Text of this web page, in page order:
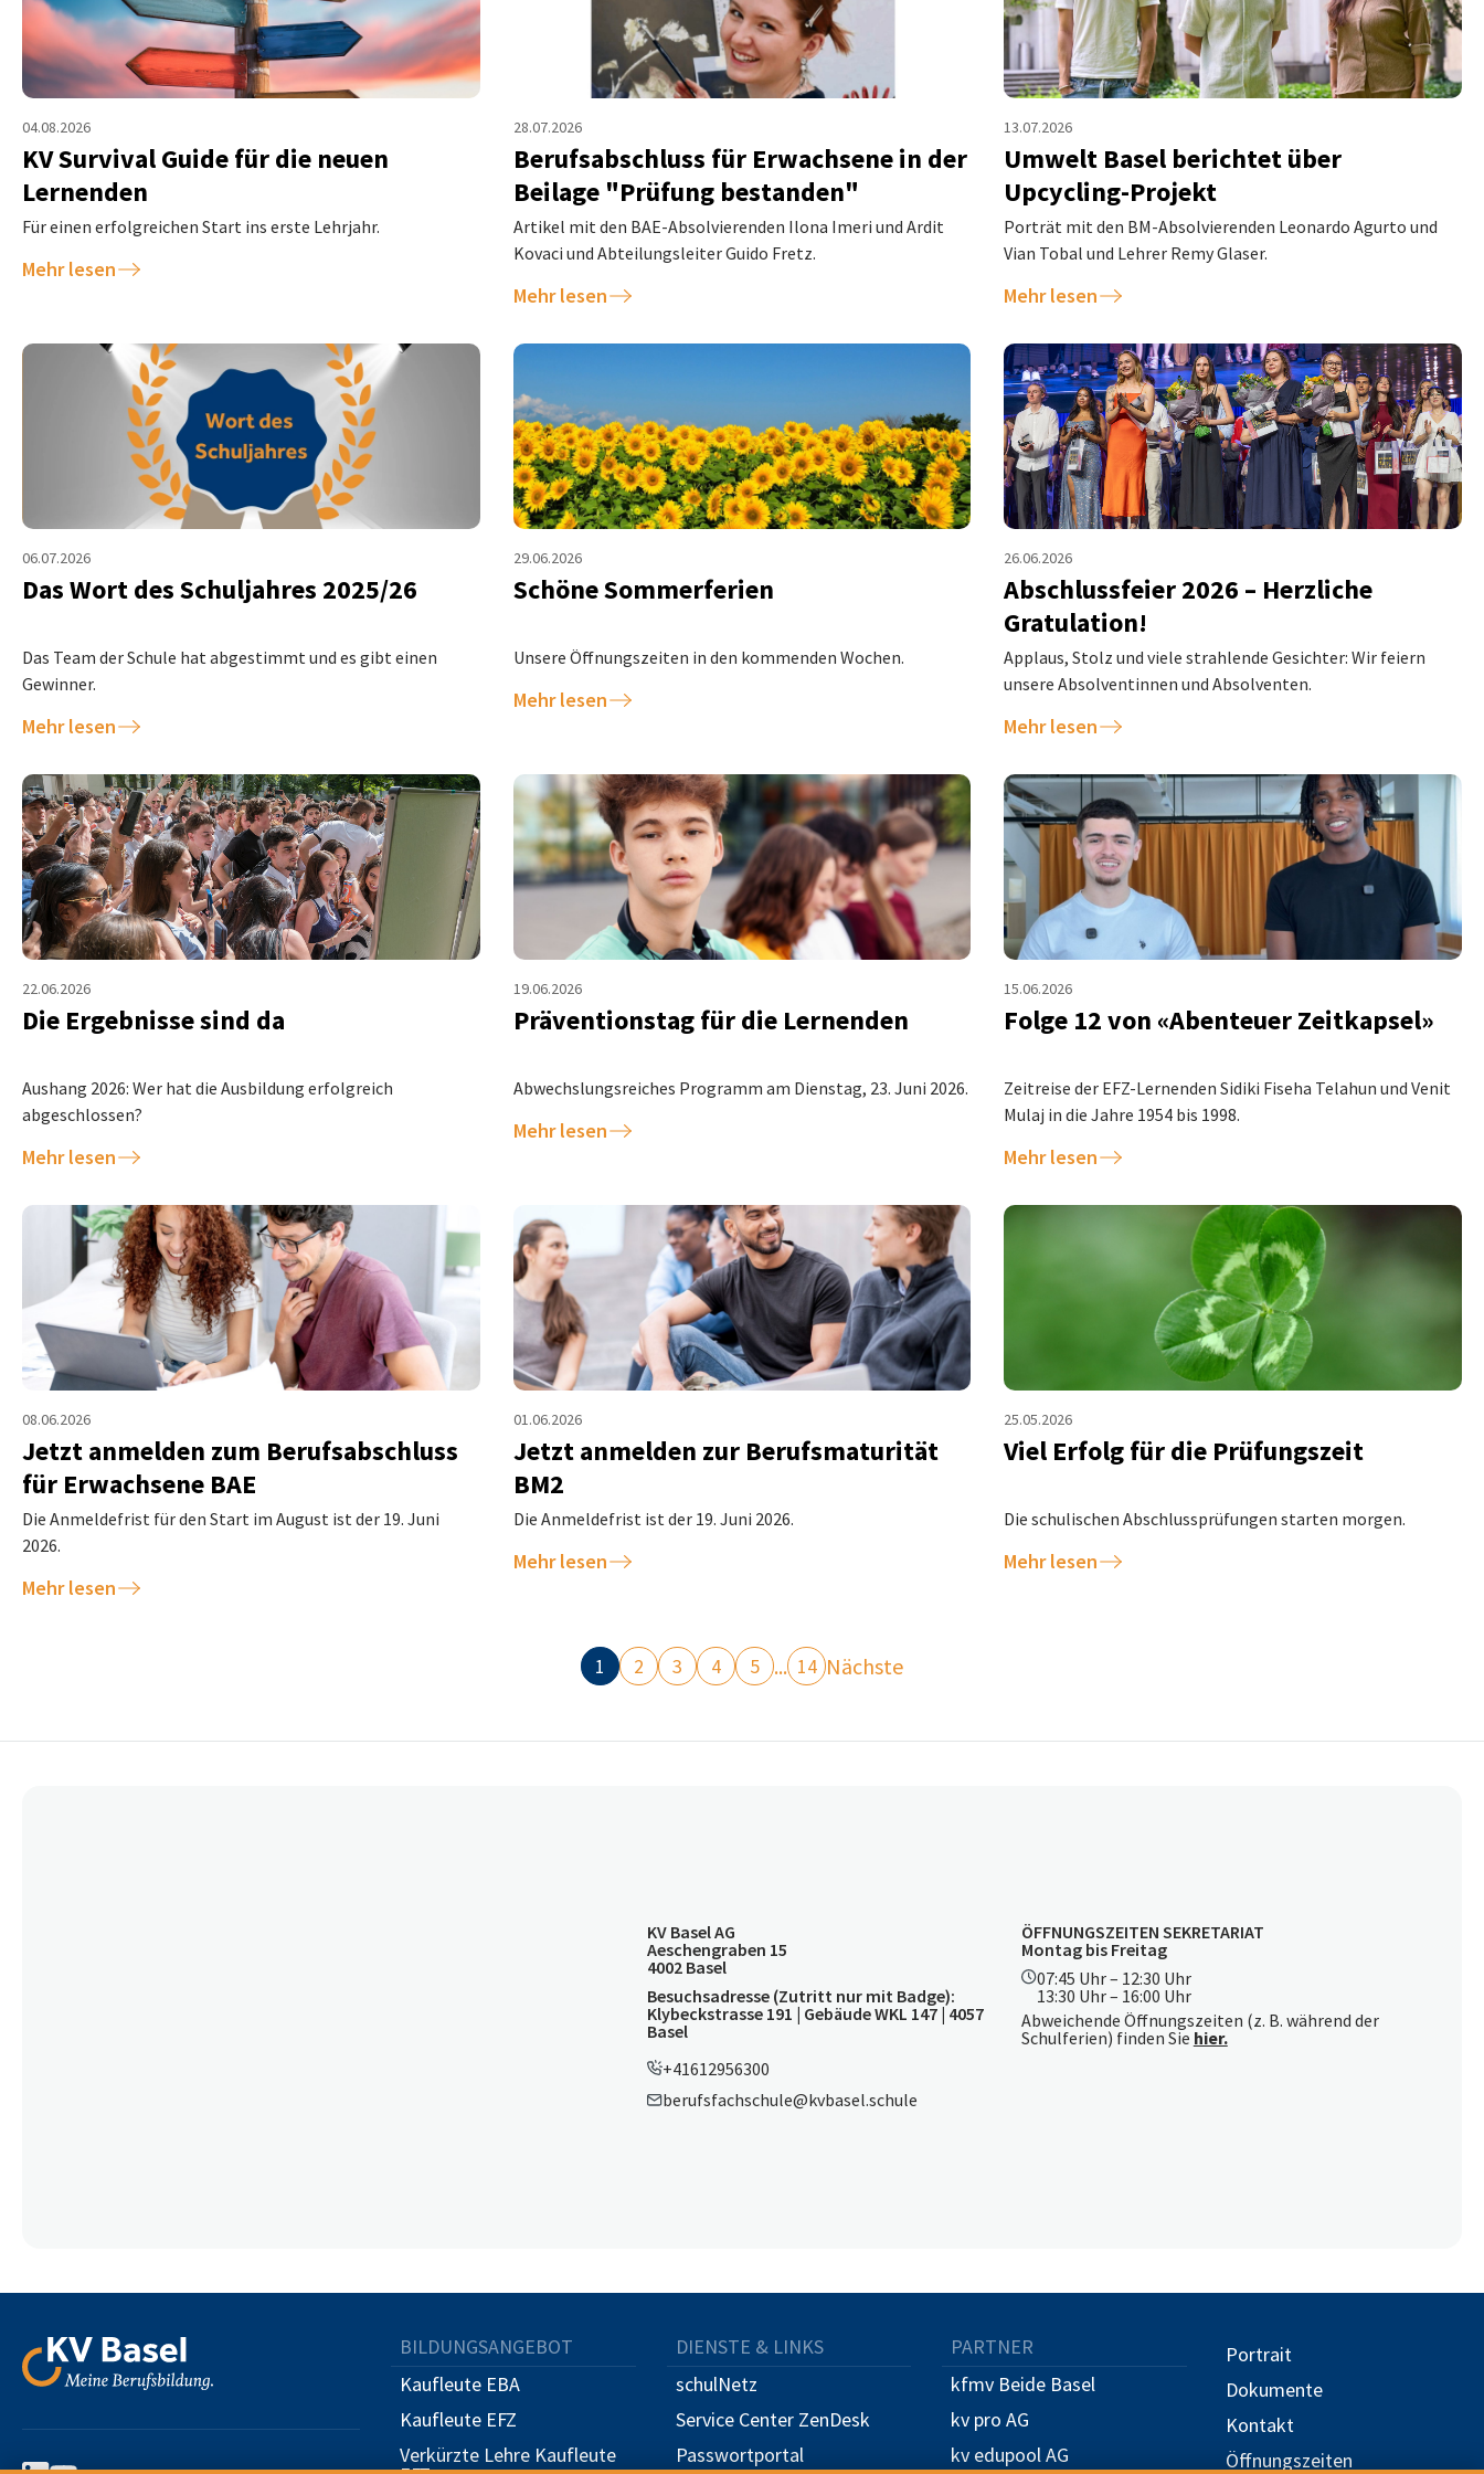
04.08.2026
KV Survival Guide für die neuen
Lernenden
Für einen erfolgreichen Start ins erste Lehrjahr.
Mehr lesen
28.07.2026
Berufsabschluss für Erwachsene in der
Beilage "Prüfung bestanden"
Artikel mit den BAE-Absolvierenden Ilona Imeri und Ardit
Kovaci und Abteilungsleiter Guido Fretz.
Mehr lesen
13.07.2026
Umwelt Basel berichtet über
Upcycling-Projekt
Porträt mit den BM-Absolvierenden Leonardo Agurto und
Vian Tobal und Lehrer Remy Glaser.
Mehr lesen
06.07.2026
Das Wort des Schuljahres 2025/26
Das Team der Schule hat abgestimmt und es gibt einen
Gewinner.
Mehr lesen
29.06.2026
Schöne Sommerferien
Unsere Öffnungszeiten in den kommenden Wochen.
Mehr lesen
26.06.2026
Abschlussfeier 2026 – Herzliche
Gratulation!
Applaus, Stolz und viele strahlende Gesichter: Wir feiern
unsere Absolventinnen und Absolventen.
Mehr lesen
22.06.2026
Die Ergebnisse sind da
Aushang 2026: Wer hat die Ausbildung erfolgreich
abgeschlossen?
Mehr lesen
19.06.2026
Präventionstag für die Lernenden
Abwechslungsreiches Programm am Dienstag, 23. Juni 2026.
Mehr lesen
15.06.2026
Folge 12 von «Abenteuer Zeitkapsel»
Zeitreise der EFZ-Lernenden Sidiki Fiseha Telahun und Venit
Mulaj in die Jahre 1954 bis 1998.
Mehr lesen
08.06.2026
Jetzt anmelden zum Berufsabschluss
für Erwachsene BAE
Die Anmeldefrist für den Start im August ist der 19. Juni
2026.
Mehr lesen
01.06.2026
Jetzt anmelden zur Berufsmaturität
BM2
Die Anmeldefrist ist der 19. Juni 2026.
Mehr lesen
25.05.2026
Viel Erfolg für die Prüfungszeit
Die schulischen Abschlussprüfungen starten morgen.
Mehr lesen
1 2 3 4 5 ... 14 Nächste
KV Basel AG
Aeschengraben 15
4002 Basel
Besuchsadresse (Zutritt nur mit Badge):
Klybeckstrasse 191 | Gebäude WKL 147 | 4057
Basel
+41612956300
berufsfachschule@kvbasel.schule
ÖFFNUNGSZEITEN SEKRETARIAT
Montag bis Freitag
07:45 Uhr – 12:30 Uhr
13:30 Uhr – 16:00 Uhr
Abweichende Öffnungszeiten (z. B. während der
Schulferien) finden Sie hier.
BILDUNGSANGEBOT
Kaufleute EBA
Kaufleute EFZ
Verkürzte Lehre Kaufleute
DIENSTE & LINKS
schulNetz
Service Center ZenDesk
Passwortportal
PARTNER
kfmv Beide Basel
kv pro AG
kv edupool AG
Portrait
Dokumente
Kontakt
Öffnungszeiten